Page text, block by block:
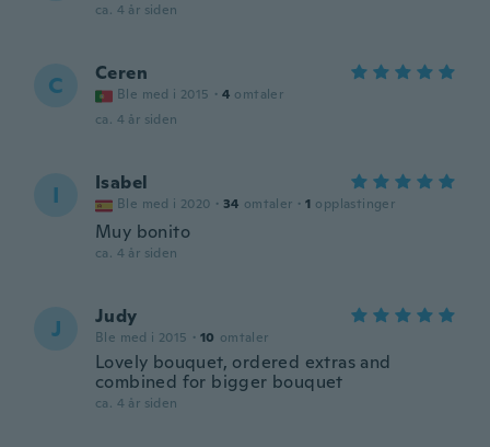
ca. 4 år siden
C Ceren
Ble med i 2015 · 4 omtaler
ca. 4 år siden
I Isabel
Ble med i 2020 · 34 omtaler · 1 opplastinger
Muy bonito
ca. 4 år siden
J Judy
Ble med i 2015 · 10 omtaler
Lovely bouquet, ordered extras and
combined for bigger bouquet
ca. 4 år siden